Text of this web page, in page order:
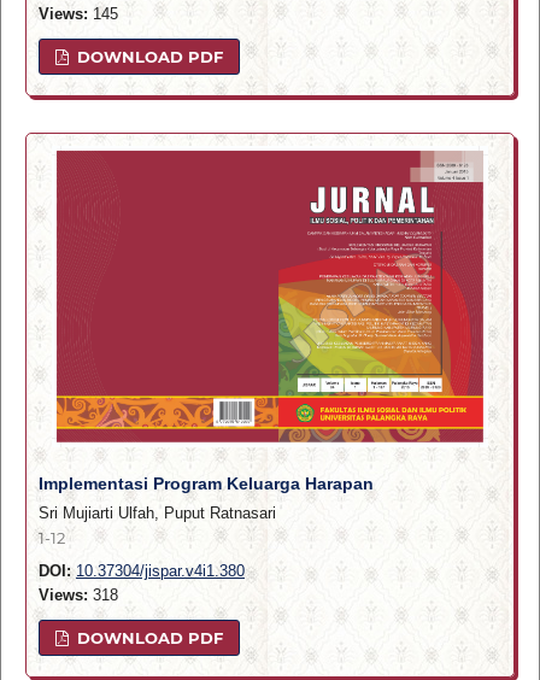
Views: 145
DOWNLOAD PDF
Implementasi Program Keluarga Harapan
Sri Mujiarti Ulfah, Puput Ratnasari
1-12
DOI: 10.37304/jispar.v4i1.380
Views:318
DOWNLOAD PDF